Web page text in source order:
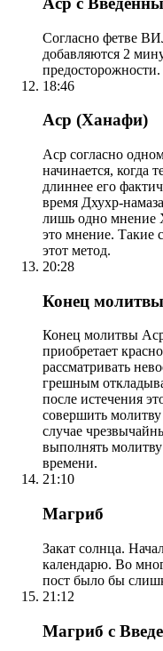
Согласно фетве
добавляются 2
предосторожности.
18:46
Аср (Ханафи)
Аср согласно
начинается, когда
длиннее его
время Дхухр-
лишь одно мнение
это мнение. Такие
этот метод.
20:28
Конец
Конец молитвы Аср
приобретает
рассматривать
грешным
после истечения
совершить
случае
выполнять
времени.
21:10
Магриб
Закат солнца.
календарю. Во
пост было бы
21:12
Магриб с